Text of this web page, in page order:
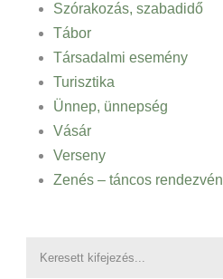
Szórakozás, szabadidő
Tábor
Társadalmi esemény
Turisztika
Ünnep, ünnepség
Vásár
Verseny
Zenés – táncos